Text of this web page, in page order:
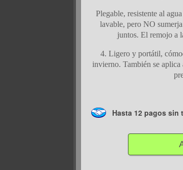
Plegable, resistente al
lavable, pero NO
juntos. El remojo a
4. Ligero y portátil,
invierno. También se
Hasta 12 pagos sin